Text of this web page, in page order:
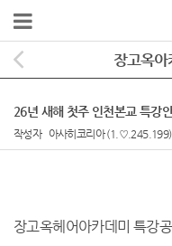
장고옥
26년 새해 첫주 인천본교 특강
작성자 아사히코리아(1.♡.245.199)
장고옥헤어아카데미 특강공